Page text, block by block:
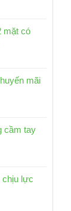
mặt có
mãi
cầm tay
chịu lực